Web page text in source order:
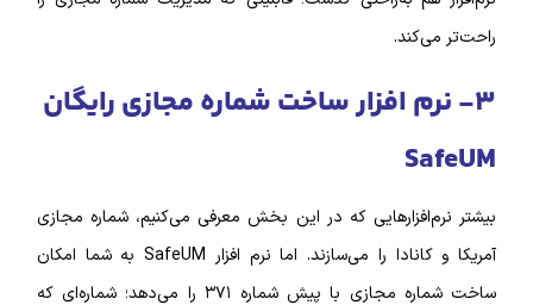
راحت‌تر می‌کند.
۳- نرم‌ افزار ساخت شماره مجازی رایگان
SafeUM
بیشتر نرم‌افزار‌هایی که در این بخش معرفی می‌کنیم، شماره‌ مجازی
آمریکا و کانادا را می‌سازند. اما نرم‌ افزار SafeUM به شما امکان
ساخت شماره مجازی با پیش شماره ۳۷۱ را می‌دهد؛ شماره‌ای که